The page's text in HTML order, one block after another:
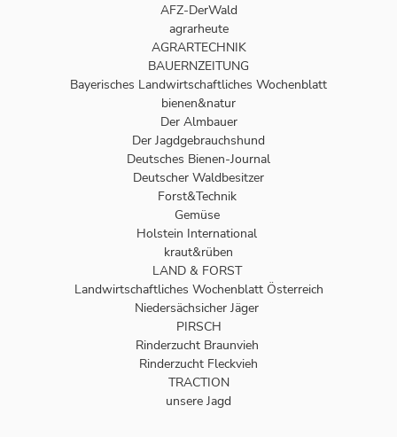
AFZ-DerWald
agrarheute
AGRARTECHNIK
BAUERNZEITUNG
Bayerisches Landwirtschaftliches Wochenblatt
bienen&natur
Der Almbauer
Der Jagdgebrauchshund
Deutsches Bienen-Journal
Deutscher Waldbesitzer
Forst&Technik
Gemüse
Holstein International
kraut&rüben
LAND & FORST
Landwirtschaftliches Wochenblatt Österreich
Niedersächsicher Jäger
PIRSCH
Rinderzucht Braunvieh
Rinderzucht Fleckvieh
TRACTION
unsere Jagd